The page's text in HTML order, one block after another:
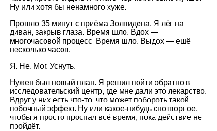
Ну или хотя бы ненамного хуже.
Прошло 35 минут с приёма Золпидена. Я лёг на
диван, закрыв глаза. Время шло. Вдох —
многочасовой процесс. Время шло. Выдох — ещё
несколько часов.
Я. Не. Мог. Уснуть.
Нужен был новый план. Я решил пойти обратно в
исследовательский центр, где мне дали это лекарство.
Вдруг у них есть что-то, что может побороть такой
побочный эффект. Ну или какое-нибудь снотворное,
чтобы я просто проспал всё время, пока действие не
пройдёт.